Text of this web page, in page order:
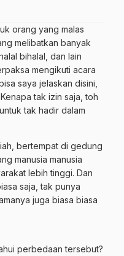
orang yang malas
melibatkan banyak
bihalal, dan lain
mengikuti acara
saya jelaskan disini,
tak izin saja, toh
tak hadir dalam
bertempat di gedung
manusia manusia
lebih tinggi. Dan
saja, tak punya
juga biasa biasa
perbedaan tersebut?